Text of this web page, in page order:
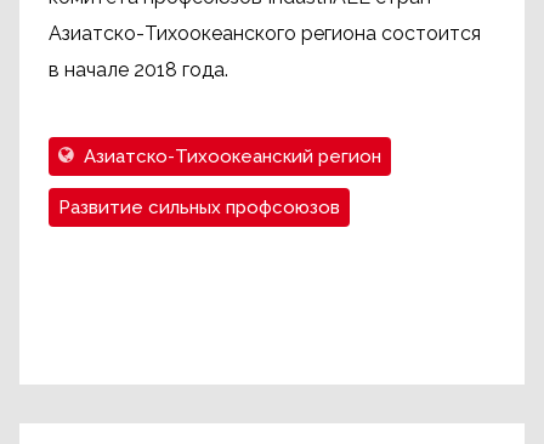
Азиатско-Тихоокеанского региона состоится
в начале 2018 года.
Азиатско-Тихоокеанский регион
Развитие сильных профсоюзов